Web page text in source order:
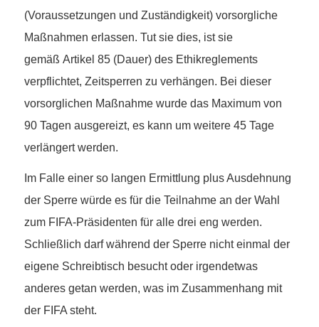
(Voraussetzungen und Zuständigkeit) vorsorgliche
Maßnahmen erlassen. Tut sie dies, ist sie
gemäß Artikel 85 (Dauer) des Ethikreglements
verpflichtet, Zeitsperren zu verhängen. Bei dieser
vorsorglichen Maßnahme wurde das Maximum von
90 Tagen ausgereizt, es kann um weitere 45 Tage
verlängert werden.
Im Falle einer so langen Ermittlung plus Ausdehnung
der Sperre würde es für die Teilnahme an der Wahl
zum FIFA-Präsidenten für alle drei eng werden.
Schließlich darf während der Sperre nicht einmal der
eigene Schreibtisch besucht oder irgendetwas
anderes getan werden, was im Zusammenhang mit
der FIFA steht.